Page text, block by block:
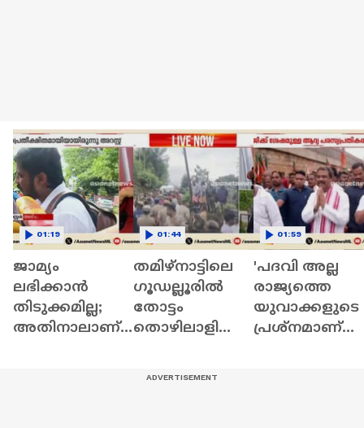
ജാമ്യം
ലഭിക്കാൻ
തിടുക്കമില്ല;
അതിനാലാണ്
01:19
തമിഴ്‌നാട്ടിലെ
ഗൂഡല്ലൂരില്‍
തോട്ടം
തൊഴിലാളിയെ
01:44
'പദവി അല്ല
രാജ്യത്തെ
യുവാക്കളുടെ
പ്രശ്നമാണ്
01:59